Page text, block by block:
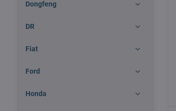
Dongfeng
DR
Fiat
Ford
Honda